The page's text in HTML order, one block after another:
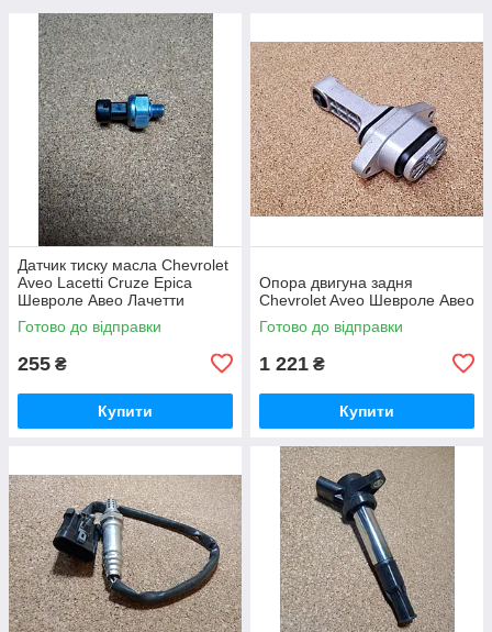
Датчик тиску масла Chevrolet
Aveo Lacetti Cruze Epica
Шевроле Авео Лачетти
Лачетті Круз Епіка Епика
Готово до відправки
255 ₴
Купити
Опора двигуна задня
Chevrolet Aveo Шевроле Авео
Готово до відправки
1 221 ₴
Купити